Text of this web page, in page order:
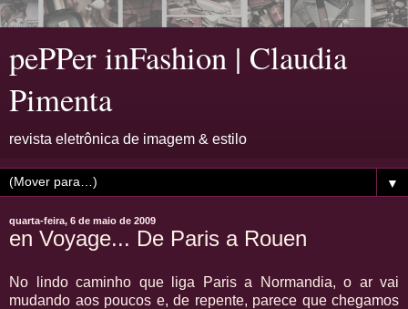
pePPer inFashion | Claudia
Pimenta
revista eletrônica de imagem & estilo
▼
quarta-feira, 6 de maio de 2009
en Voyage... De Paris a Rouen
No lindo caminho que liga Paris a Normandia, o ar vai
mudando aos poucos e, de repente, parece que chegamos